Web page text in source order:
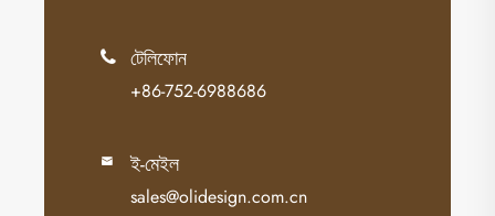
 টেলিফোন
+86-752-6988686
 ই-মেইল
sales@olidesign.com.cn